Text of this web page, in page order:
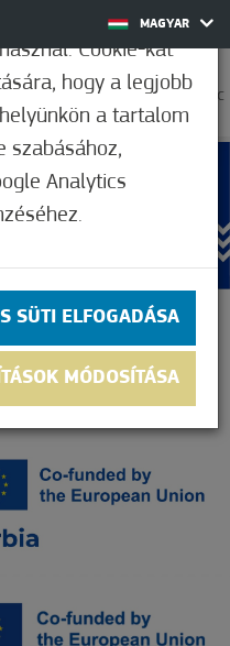
MAGYAR
27,2°C
Cookie-kat
hogy a legjobb
a tartalom
szabásához,
Analytics
SÜTI ELFOGADÁSA
MÓDOSÍTÁSA